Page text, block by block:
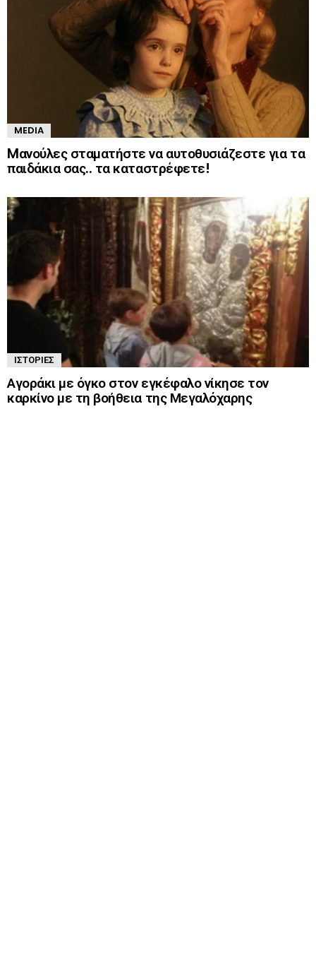
MEDIA
Mανούλες σταματήστε να αυτοθυσιάζεστε για τα
παιδάκια σας.. τα καταστρέφετε!
ΙΣΤΟΡΊΕΣ
Αγοράκι με όγκο στον εγκέφαλο νίκησε τον
καρκίνο με τη βοήθεια της Μεγαλόχαρης